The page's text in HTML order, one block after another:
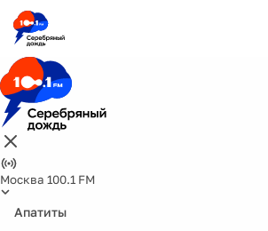
Москва 100.1 FM
Апатиты